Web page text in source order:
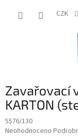
CZK
Zavařovací
KARTON
5576/130
Průměrné
Neohodnoceno